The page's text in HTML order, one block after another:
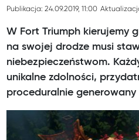
Publikacja: 24.09.2019, 11:00
W Fort Triumph kierujemy
na swojej drodze musi
niebezpieczeństwom.
unikalne zdolności,
proceduralnie generowany